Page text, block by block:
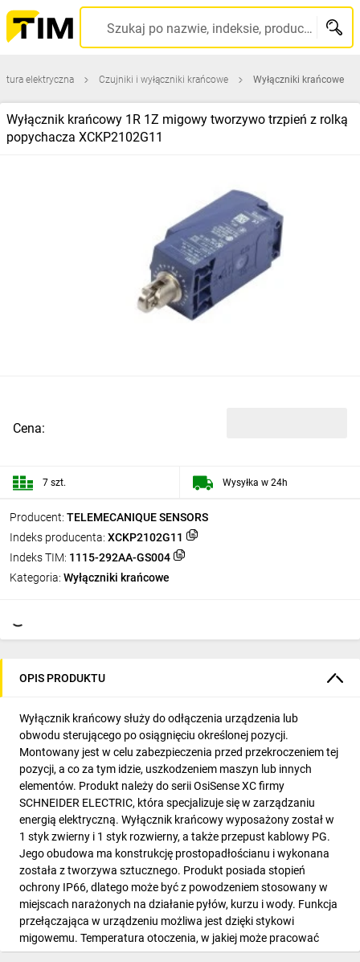
Szukaj po nazwie, indeksie, producencie, kodzie kreskowym...
elektryczna Czujniki i wyłączniki krańcowe Wyłączniki krańcowe
Wyłącznik krańcowy 1R 1Z migowy tworzywo trzpień z rolką
popychacza XCKP2102G11
Producent: TELEMECANIQUE SENSORS
Indeks producenta: XCKP2102G11
Indeks TIM: 1115-292AA-GS004
Kategoria: Wyłączniki krańcowe
Cena:
7 szt. Wysyłka w 24h
OPIS PRODUKTU
Wyłącznik krańcowy służy do odłączenia urządzenia lub
obwodu sterującego po osiągnięciu określonej pozycji.
Montowany jest w celu zabezpieczenia przed przekroczeniem tej
pozycji, a co za tym idzie, uszkodzeniem maszyn lub innych
elementów. Produkt należy do serii OsiSense XC firmy
SCHNEIDER ELECTRIC, która specjalizuje się w zarządzaniu
energią elektryczną. Wyłącznik krańcowy wyposażony został w
1 styk zwierny i 1 styk rozwierny, a także przepust kablowy PG.
Jego obudowa ma konstrukcję prostopadłościanu i wykonana
została z tworzywa sztucznego. Produkt posiada stopień
ochrony IP66, dlatego może być z powodzeniem stosowany w
miejscach narażonych na działanie pyłów, kurzu i wody. Funkcja
przełączająca w urządzeniu możliwa jest dzięki stykowi
migowemu. Temperatura otoczenia, w jakiej może pracować
wyłącznik, powinna mieścić się w przedziale od -25°C do 70°C.